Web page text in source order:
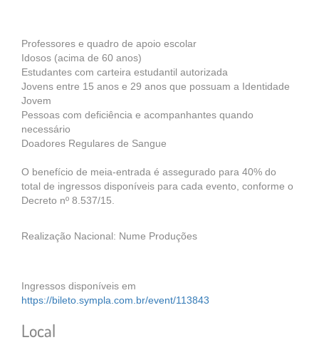
Professores e quadro de apoio escolar
Idosos (acima de 60 anos)
Estudantes com carteira estudantil autorizada
Jovens entre 15 anos e 29 anos que possuam a Identidade
Jovem
Pessoas com deficiência e acompanhantes quando
necessário
Doadores Regulares de Sangue
O benefício de meia-entrada é assegurado para 40% do
total de ingressos disponíveis para cada evento, conforme o
Decreto nº 8.537/15.
Realização Nacional: Nume Produções
Ingressos disponíveis em
https://bileto.sympla.com.br/event/113843
Local